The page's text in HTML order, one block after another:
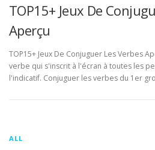
TOP15+ Jeux De
Aperçu
TOP15+ Jeux De Conjuguer Les Verbes
verbe qui s'inscrit à l'écran à toutes les
l'indicatif. Conjuguer les verbes du 1er
ALL